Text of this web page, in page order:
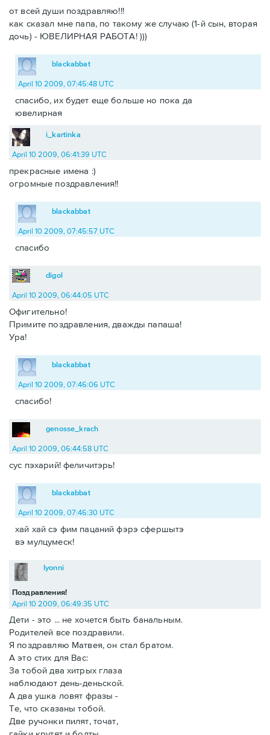
от всей души поздравляю!!!
как сказал мне папа, по такому же случаю (1-й сын, вторая
дочь) - ЮВЕЛИРНАЯ РАБОТА! )))
blackabbat
April 10 2009, 07:45:48 UTC
спасибо, их будет еще больше но пока да
ювелирная
i_kartinka
April 10 2009, 06:41:39 UTC
прекрасные имена :)
огромные поздравления!!
blackabbat
April 10 2009, 07:45:57 UTC
спасибо
digol
April 10 2009, 06:44:05 UTC
Офигительно!
Примите поздравления, дважды папаша!
Ура!
blackabbat
April 10 2009, 07:46:06 UTC
спасибо!
genosse_krach
April 10 2009, 06:44:58 UTC
сус пэхарий! феличитэрь!
blackabbat
April 10 2009, 07:46:30 UTC
хай хай сэ фим пацаний фэрэ сфершытэ
вэ мулцумеск!
Поздравления!
lyonni
April 10 2009, 06:49:35 UTC
Дети - это ... не хочется быть банальным.
Родителей все поздравили.
Я поздравляю Матвея, он стал братом.
А это стих для Вас:
За тобой два хитрых глаза
наблюдают день-деньской.
А два ушка ловят фразы -
Те, что сказаны тобой.
Две ручонки пилят, точат,